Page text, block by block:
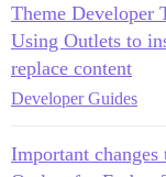
Theme Developer
Using Outlets to
replace content
Developer Guides
Important changes